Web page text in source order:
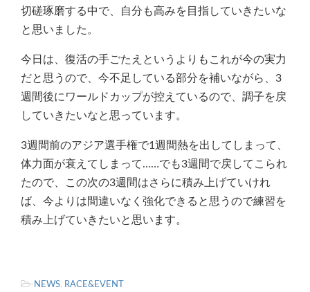
切磋琢磨する中で、自分も高みを目指していきたいな
と思いました。
今日は、復活の手ごたえというよりもこれが今の実力
だと思うので、今不足している部分を補いながら、3
週間後にワールドカップが控えているので、調子を戻
していきたいなと思っています。
3週間前のアジア選手権で1週間熱を出してしまって、
体力面が衰えてしまって……でも3週間で戻してこられ
たので、この次の3週間はさらに積み上げていけれ
ば、今よりは間違いなく強化できると思うので練習を
積み上げていきたいと思います。
- NEWS, RACE&EVENT